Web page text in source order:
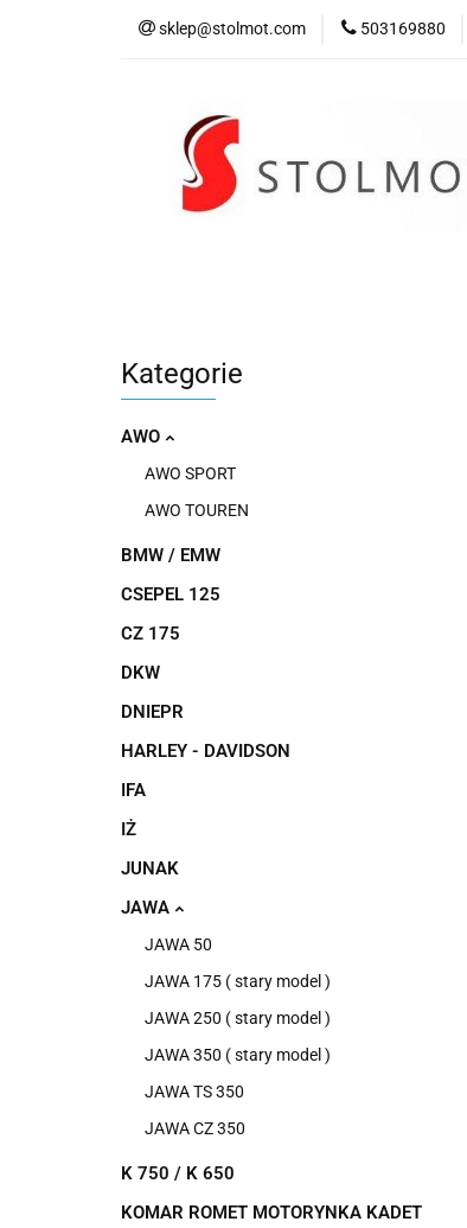
sklep@stolmot.com 503169880
Kategorie
AWO
AWO SPORT
AWO TOUREN
BMW / EMW
CSEPEL 125
CZ 175
DKW
DNIEPR
HARLEY - DAVIDSON
IFA
IŻ
JUNAK
JAWA
JAWA 50
JAWA 175 ( stary model )
JAWA 250 ( stary model )
JAWA 350 ( stary model )
JAWA TS 350
JAWA CZ 350
K 750 / K 650
KOMAR ROMET MOTORYNKA KADET